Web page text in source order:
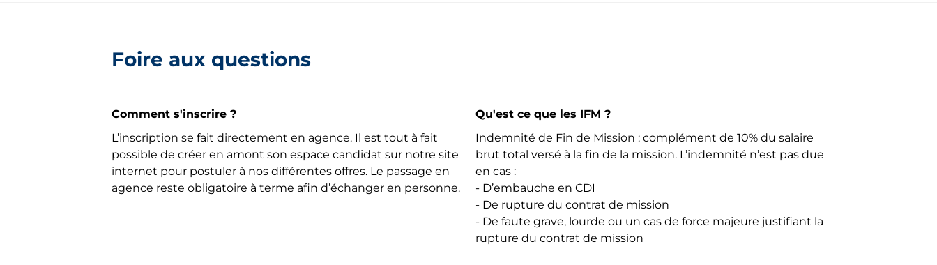
Foire aux questions
Comment s'inscrire ?
L’inscription se fait directement en agence. Il est tout à fait
possible de créer en amont son espace candidat sur notre site
internet pour postuler à nos différentes offres. Le passage en
agence reste obligatoire à terme afin d’échanger en personne.
Qu'est ce que les IFM ?
Indemnité de Fin de Mission : complément de 10% du salaire
brut total versé à la fin de la mission. L’indemnité n’est pas due
en cas :
- D’embauche en CDI
- De rupture du contrat de mission
- De faute grave, lourde ou un cas de force majeure justifiant la
rupture du contrat de mission